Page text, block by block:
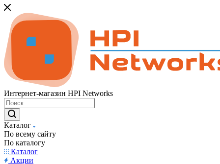
Интернет-магазин HPI Networks
Каталог
По всему сайту
По каталогу
Каталог
Акции